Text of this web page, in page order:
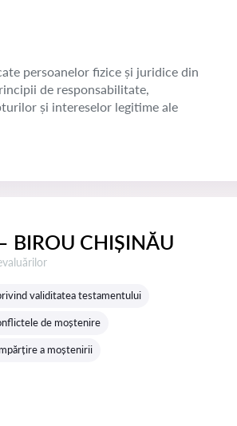
persoanelor fizice și juridice din
de responsabilitate,
și intereselor legitime ale
BIROU CHIȘINĂU
validitatea testamentului
de moștenire
a moștenirii